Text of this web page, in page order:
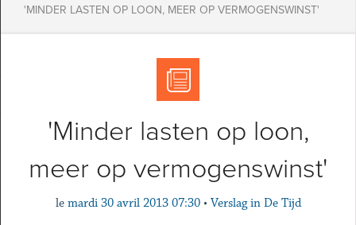
'MINDER LASTEN OP LOON, MEER OP VERMOGENSWINST'
'Minder lasten op loon,
meer op vermogenswinst'
le mardi 30 avril 2013 07:30 • Verslag in De Tijd